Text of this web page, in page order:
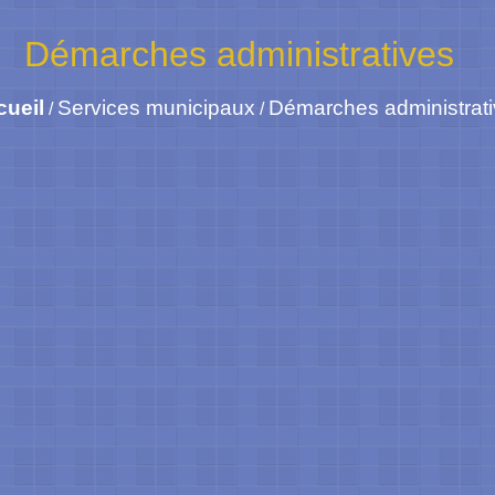
Démarches administratives
/ Services municipaux / Démarches